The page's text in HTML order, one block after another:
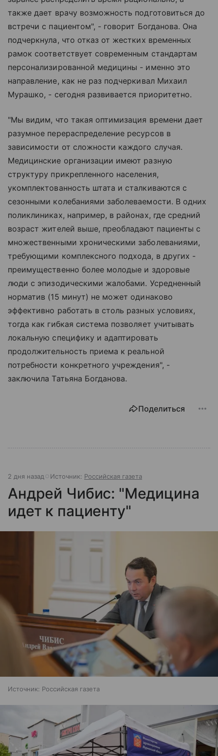
также дает врачу возможность подготовиться до
встречи с пациентом", - говорит Богданова. Она
подчеркнула, что отказ от жестких временных
рамок соответствует современным стандартам
персонализированной медицины - именно это
направление, как не раз подчеркивал Михаил
Мурашко, - сегодня развивается приоритетно.
"Мы видим, что такая оптимизация времени дает
разумное перераспределение ресурсов в
зависимости от сложности каждого случая.
Медицинские организации имеют разную
структуру прикрепленного населения,
укомплектованность штата и сталкиваются с
сезонными колебаниями заболеваемости. В одних
поликлиниках, например, в районах, где средний
возраст жителей выше, преобладают пациенты с
множественными хроническими заболеваниями,
требующими комплексного подхода, в других -
преимущественно более молодые и здоровые
люди с эпизодическими жалобами. Усредненный
норматив (15 минут) не может одинаково
эффективно работать в столь разных условиях,
тогда как гибкая система позволяет учитывать
локальную специфику и адаптировать
продолжительность приема к реальной
потребности конкретного учреждения", -
заключила Татьяна Богданова.
Поделиться
2 дня назад Источник: Российская газета
Андрей Чибис: "Медицина
идет к пациенту"
Источник: Российская газета